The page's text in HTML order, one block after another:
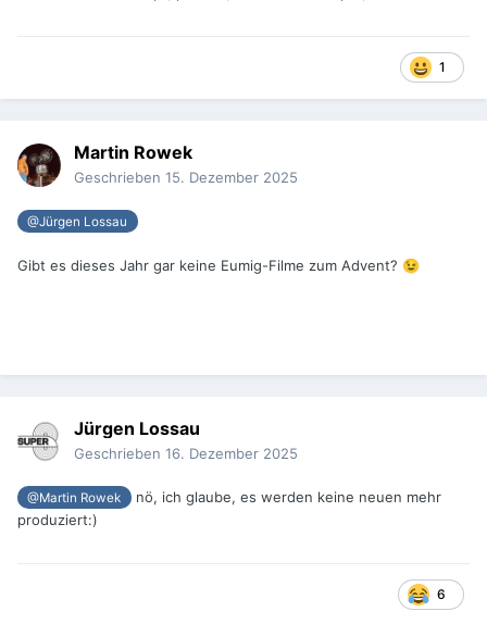
1
Martin Rowek
Geschrieben 15. Dezember 2025
@Jürgen Lossau
Gibt es dieses Jahr gar keine Eumig-Filme zum Advent? 😉
Jürgen Lossau
Geschrieben 16. Dezember 2025
@Martin Rowek
nö, ich glaube, es werden keine neuen mehr
produziert:)
6